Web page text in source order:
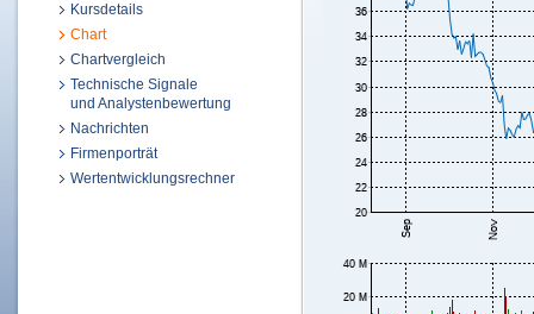
Kursdetails
Chart
Chartvergleich
Technische Signale
und Analystenbewertung
Nachrichten
Firmenporträt
Wertentwicklungsrechner